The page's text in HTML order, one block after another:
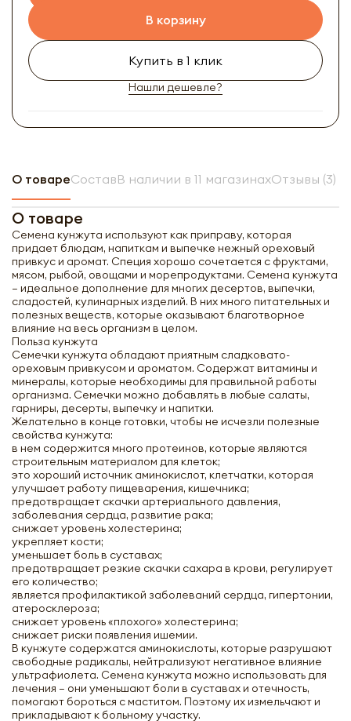
В корзину
Купить в 1 клик
Нашли дешевле?
О товареСоставВ наличии в 11 магазинахОтзывы (3)
О товаре
Семена кунжута используют как приправу, которая
придает блюдам, напиткам и выпечке нежный ореховый
привкус и аромат. Специя хорошо сочетается с фруктами,
мясом, рыбой, овощами и морепродуктами. Семена кунжута
– идеальное дополнение для многих десертов, выпечки,
сладостей, кулинарных изделий. В них много питательных и
полезных веществ, которые оказывают благотворное
влияние на весь организм в целом.
Польза кунжута
Семечки кунжута обладают приятным сладковато-
ореховым привкусом и ароматом. Содержат витамины и
минералы, которые необходимы для правильной работы
организма. Семечки можно добавлять в любые салаты,
гарниры, десерты, выпечку и напитки.
Желательно в конце готовки, чтобы не исчезли полезные
свойства кунжута:
в нем содержится много протеинов, которые являются
строительным материалом для клеток;
это хороший источник аминокислот, клетчатки, которая
улучшает работу пищеварения, кишечника;
предотвращает скачки артериального давления,
заболевания сердца, развитие рака;
снижает уровень холестерина;
укрепляет кости;
уменьшает боль в суставах;
предотвращает резкие скачки сахара в крови, регулирует
его количество;
является профилактикой заболеваний сердца, гипертонии,
атеросклероза;
снижает уровень «плохого» холестерина;
снижает риски появления ишемии.
В кунжуте содержатся аминокислоты, которые разрушают
свободные радикалы, нейтрализуют негативное влияние
ультрафиолета. Семена кунжута можно использовать для
лечения – они уменьшают боли в суставах и отечность,
помогают бороться с маститом. Поэтому их измельчают и
прикладывают к больному участку.